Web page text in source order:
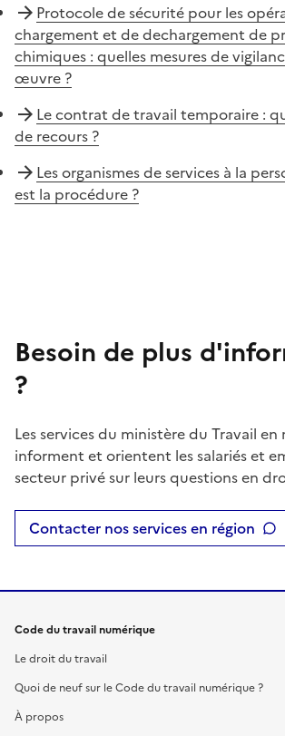
Protocole de sécurité pour les
chargement et de dechargement de
chimiques : quelles mesures de
œuvre ?
Le contrat de travail temporaire :
de recours ?
Les organismes de services à la
est la procédure ?
Besoin de plus
?
Les services du ministère du Travail en
informent et orientent les salariés et
secteur privé sur leurs questions en
Contacter nos services en région
Code du travail numérique
Le droit du travail
Quoi de neuf sur le Code du travail numérique ?
À propos